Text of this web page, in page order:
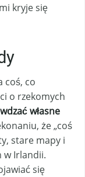
kryje się
coś, co
o rzekomych
własne
że „coś
stare mapy i
w Irlandii.
się